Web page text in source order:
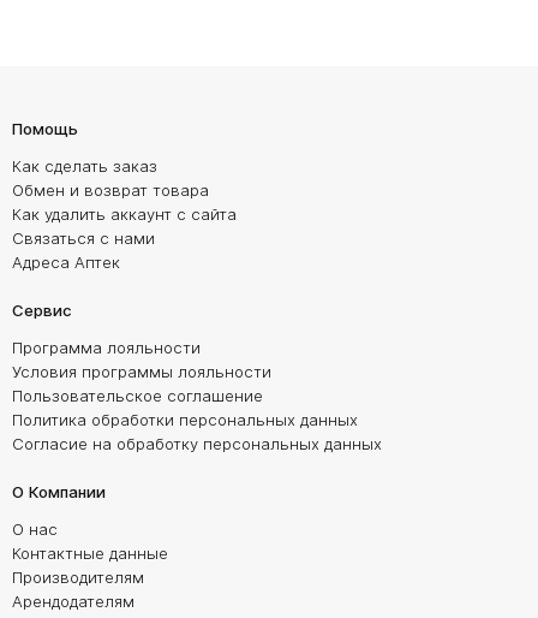
Помощь
Как сделать заказ
Обмен и возврат товара
Как удалить аккаунт с сайта
Связаться с нами
Адреса Аптек
Сервис
Программа лояльности
Условия программы лояльности
Пользовательское соглашение
Политика обработки персональных данных
Согласие на обработку персональных данных
О Компании
О нас
Контактные данные
Производителям
Арендодателям